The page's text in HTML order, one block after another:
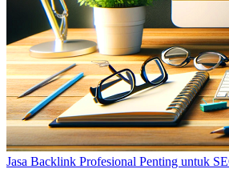
Jasa Backlink Profesional Penting untuk